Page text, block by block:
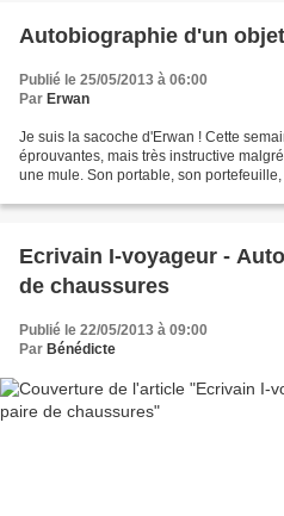
Autobiographie d'un
Publié le 25/05/2013 à 06:00
Par Erwan
Je suis la sacoche d'Erwan ! Cette
éprouvantes, mais très instructive
une mule. Son portable, son
Ecrivain I-voyageur -
de chaussures
Publié le 22/05/2013 à 09:00
Par Bénédicte